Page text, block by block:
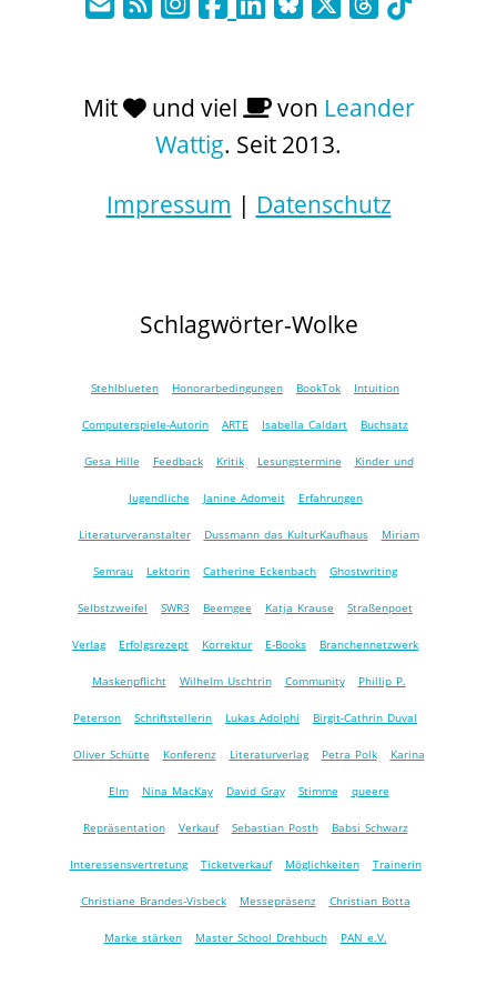
Mit und viel von Leander
Wattig. Seit 2013.
Impressum | Datenschutz
Schlagwörter-Wolke
Stehlblueten Honorarbedingungen BookTok Intuition
Computerspiele-Autorin ARTE Isabella Caldart Buchsatz
Gesa Hille Feedback Kritik Lesungstermine Kinder und
Jugendliche Janine Adomeit Erfahrungen
Literaturveranstalter Dussmann das KulturKaufhaus Miriam
Semrau Lektorin Catherine Eckenbach Ghostwriting
Selbstzweifel SWR3 Beemgee Katja Krause Straßenpoet
Verlag Erfolgsrezept Korrektur E-Books Branchennetzwerk
Maskenpflicht Wilhelm Uschtrin Community Phillip P.
Peterson Schriftstellerin Lukas Adolphi Birgit-Cathrin Duval
Oliver Schütte Konferenz Literaturverlag Petra Polk Karina
Elm Nina MacKay David Gray Stimme queere
Repräsentation Verkauf Sebastian Posth Babsi Schwarz
Interessensvertretung Ticketverkauf Möglichkeiten Trainerin
Christiane Brandes-Visbeck Messepräsenz Christian Botta
Marke stärken Master School Drehbuch PAN e.V.